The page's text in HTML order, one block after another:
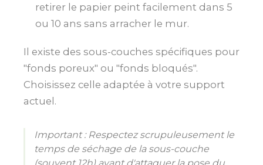
retirer le papier peint facilement dans 5
ou 10 ans sans arracher le mur.
Il existe des sous-couches spécifiques pour
"fonds poreux" ou "fonds bloqués".
Choisissez celle adaptée à votre support
actuel.
Important : Respectez scrupuleusement le
temps de séchage de la sous-couche
(souvent 12h) avant d'attaquer la pose du